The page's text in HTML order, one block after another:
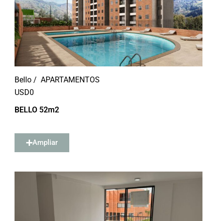
Bello / APARTAMENTOS
USD0
BELLO 52m2
Ampliar